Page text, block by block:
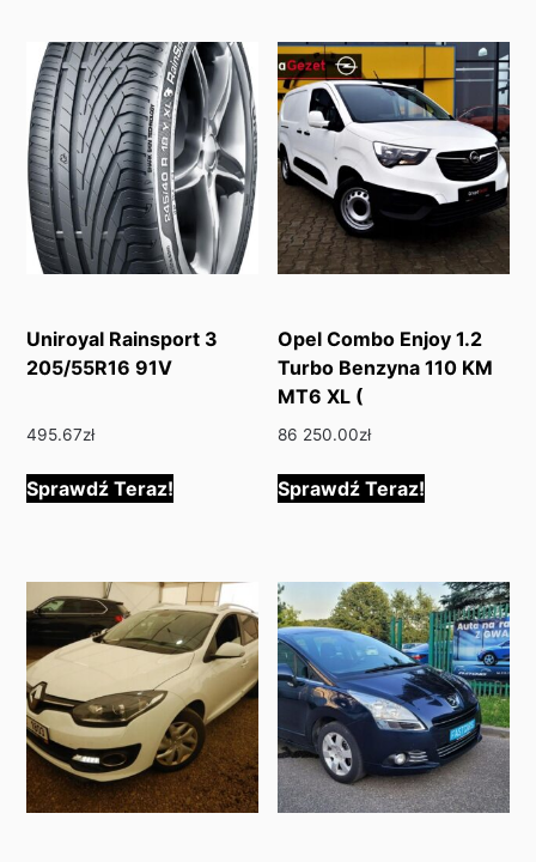
Uniroyal Rainsport 3
205/55R16 91V
495.67zł
Sprawdź Teraz!
Opel Combo Enjoy 1.2
Turbo Benzyna 110 KM
MT6 XL (
86 250.00zł
Sprawdź Teraz!